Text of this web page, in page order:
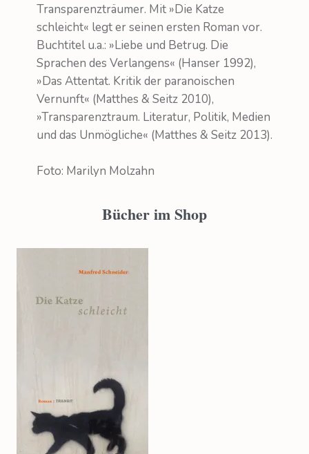
Transparenzträumer. Mit »Die Katze
schleicht« legt er seinen ersten Roman vor.
Buchtitel u.a.: »Liebe und Betrug. Die
Sprachen des Verlangens« (Hanser 1992),
»Das Attentat. Kritik der paranoischen
Vernunft« (Matthes & Seitz 2010),
»Transparenztraum. Literatur, Politik, Medien
und das Unmögliche« (Matthes & Seitz 2013).
Foto: Marilyn Molzahn
Bücher im Shop